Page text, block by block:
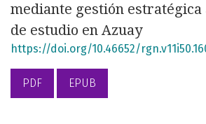
mediante gestión estratégica
de estudio en Azuay
https://doi.org/10.46652/
PDF EPUB